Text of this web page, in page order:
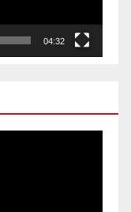
04:32